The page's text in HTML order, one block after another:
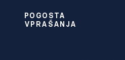
POGOSTA
VPRAŠANJA